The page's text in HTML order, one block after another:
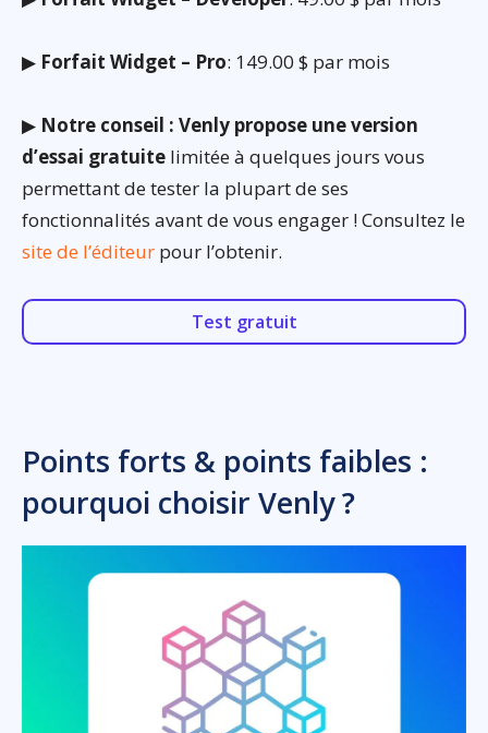
▶ Forfait Widget – Pro: 149.00 $ par mois
▶ Notre conseil : Venly propose une version
d’essai gratuite limitée à quelques jours vous
permettant de tester la plupart de ses
fonctionnalités avant de vous engager ! Consultez le
site de l’éditeur pour l’obtenir.
Test gratuit
Points forts & points faibles :
pourquoi choisir Venly ?